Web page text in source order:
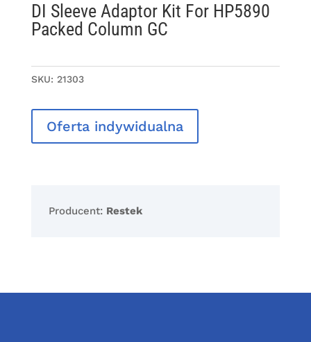
DI Sleeve Adaptor Kit For HP5890
Packed Column GC
SKU: 21303
Oferta indywidualna
Producent: Restek